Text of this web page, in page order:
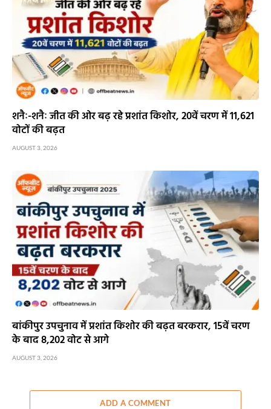
शनैः-शनैः जीत की ओर बढ़ रहे प्रशांत किशोर, 20वें चरण में 11,621
वोटों की बढ़त
AUGUST 3, 2026
बांकीपुर उपचुनाव में प्रशांत किशोर की बढ़त बरकरार, 15वें चरण
के बाद 8,202 वोट से आगे
AUGUST 3, 2026
ADD A COMMENT